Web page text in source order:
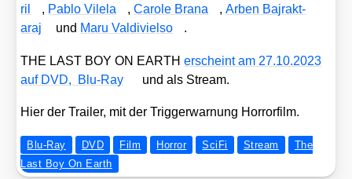
ril
, Pablo Vile­la ,Caro­le Bra­na ,Arben Bajrakt­
araj
und Maru Val­di­viel­so .
THE LAST BOY ON EARTHerscheint am 27.10.2023
auf DVD, Blu-Ray
und als Stream.
Hier der Trai­ler, mit der Trig­ger­war­nung Hor­ror­film.
Blu-Ray DVD Film Horror SciFi Stream
The
Last Boy On Earth